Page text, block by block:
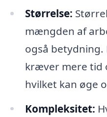
Størrelse:
mængden af
også
kræver mere tid
hvilket kan øge
Kompleksitet: